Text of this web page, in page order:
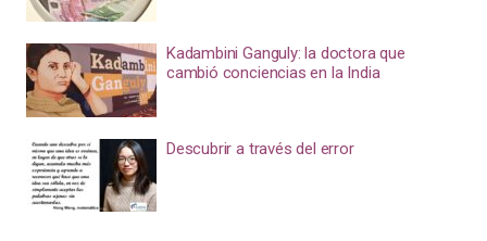
Kadambini Ganguly: la doctora que
cambió conciencias en la India
Descubrir a través del error